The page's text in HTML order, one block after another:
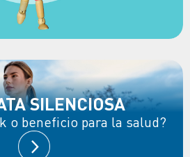
SILENCIOSA
o beneficio para la salud?